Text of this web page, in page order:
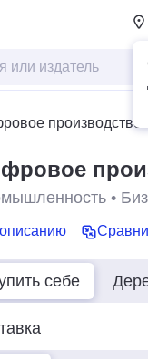
производство.
•
себе